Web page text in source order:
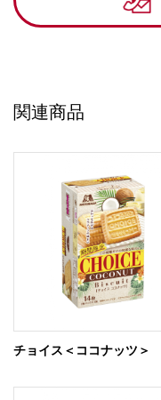
関連商品
チョイス＜ココナッツ＞